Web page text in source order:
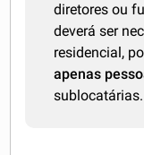
diretores ou
deverá ser
residencial,
apenas
sublocatárias.